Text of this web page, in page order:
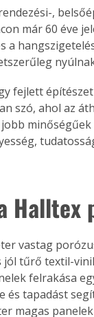
,
már 60 éve
a
fejlett
szó, ahol az
Halltex
tűrő textil-
felrakása
és tapadást
magas